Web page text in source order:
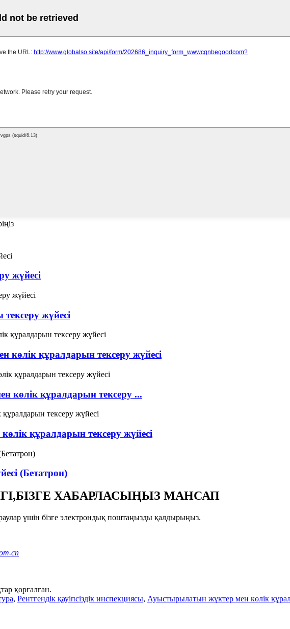
жүйесі
жүйесі
құралдарын тексеру жүйесі
көлік құралдарын тексеру ...
құралдарын тексеру жүйесі
(Бетатрон)
ХАБАРЛАСЫҢЫЗ МАНСАП
үшін бізге электрондық поштаңызды қалдырыңыз.
қорғалған.
, Рентгендік қауіпсіздік инспекциясы, Ауыстырылатын жүктер мен көлік